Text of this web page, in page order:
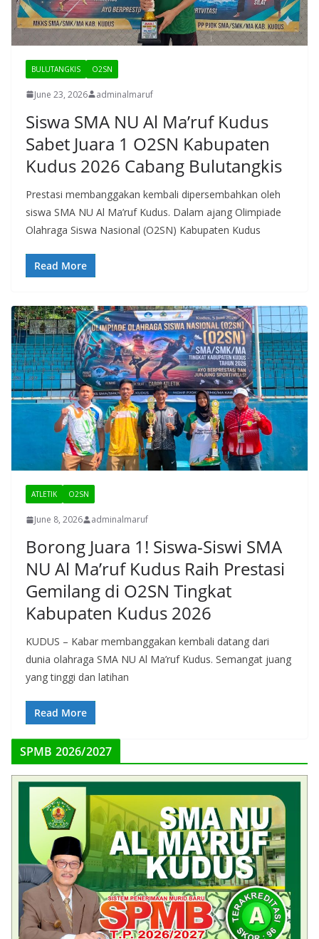
BULUTANGKIS O2SN
June 23, 2026 adminalmaruf
Siswa SMA NU Al Ma’ruf Kudus
Sabet Juara 1 O2SN Kabupaten
Kudus 2026 Cabang Bulutangkis
Prestasi membanggakan kembali dipersembahkan oleh
siswa SMA NU Al Ma’ruf Kudus. Dalam ajang Olimpiade
Olahraga Siswa Nasional (O2SN) Kabupaten Kudus
Read More
ATLETIK O2SN
June 8, 2026 adminalmaruf
Borong Juara 1! Siswa-Siswi SMA
NU Al Ma’ruf Kudus Raih Prestasi
Gemilang di O2SN Tingkat
Kabupaten Kudus 2026
KUDUS – Kabar membanggakan kembali datang dari
dunia olahraga SMA NU Al Ma’ruf Kudus. Semangat juang
yang tinggi dan latihan
Read More
SPMB 2026/2027